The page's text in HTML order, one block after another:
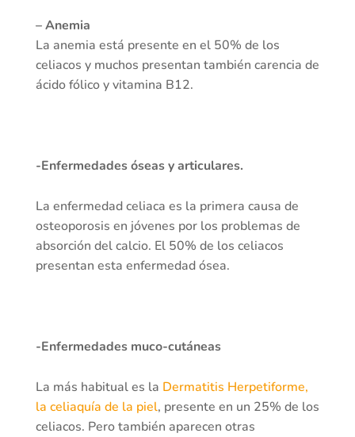
– Anemia
La anemia está presente en el 50% de los
celiacos y muchos presentan también carencia de
ácido fólico y vitamina B12.
-Enfermedades óseas y articulares.
La enfermedad celiaca es la primera causa de
osteoporosis en jóvenes por los problemas de
absorción del calcio. El 50% de los celiacos
presentan esta enfermedad ósea.
-Enfermedades muco-cutáneas
La más habitual es la Dermatitis Herpetiforme,
la celiaquía de la piel, presente en un 25% de los
celiacos. Pero también aparecen otras